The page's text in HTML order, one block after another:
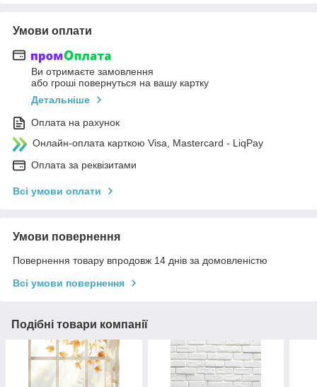
Умови оплати
Ви отримаєте замовлення
або гроші повернуться на вашу картку
Детальніше
Оплата на рахунок
Онлайн-оплата карткою Visa, Mastercard - LiqPay
Оплата за реквізитами
Всі умови оплати
Умови повернення
Повернення товару впродовж 14 днів за домовленістю
Всі умови повернення
Подібні товари компанії